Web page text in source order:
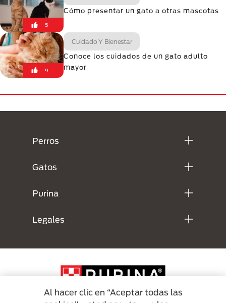
5
Cómo presentar un gato a otras mascotas
9
Cuidado Y Bienestar
Conoce los cuidados de un gato adulto
mayor
Perros
Gatos
Purina
Legales
Al hacer clic en “Aceptar todas las